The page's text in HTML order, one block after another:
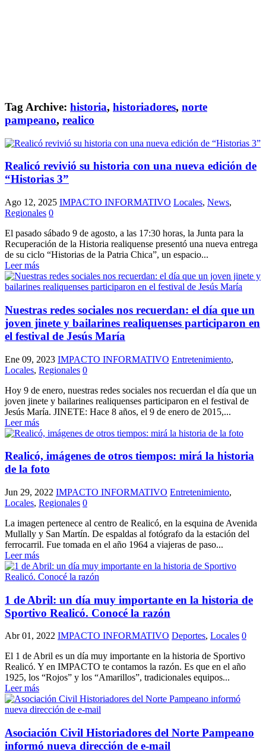
Tag Archive: historia, historiadores, norte
pampeano, realico
Realicó revivió su historia con una nueva edición de
“Historias 3”
Ago 12, 2025 IMPACTO INFORMATIVO Locales, News,
Regionales 0
El pasado sábado 9 de agosto, a las 17:30 horas, la Junta para la
Recuperación de la Historia realiquense presentó una nueva entrega
de su ciclo “Historias de la Patria Chica”, un espacio...
Leer más
Nuestras redes sociales nos recuerdan: el día que un
joven jinete y bailarines realiquenses participaron en
el festival de Jesús María
Ene 09, 2023 IMPACTO INFORMATIVO Entretenimiento,
Locales, Regionales 0
Hoy 9 de enero, nuestras redes sociales nos recuerdan el día que un
joven jinete y bailarines realiquenses participaron en el festival de
Jesús María. JINETE: Hace 8 años, el 9 de enero de 2015,...
Leer más
Realicó, imágenes de otros tiempos: mirá la historia
de la foto
Jun 29, 2022 IMPACTO INFORMATIVO Entretenimiento,
Locales, Regionales 0
La imagen pertenece al centro de Realicó, en la esquina de Avenida
Mullally y San Martín. De espaldas al fotógrafo da la estación del
ferrocarril. Fue tomada en el año 1964 a viajeras de paso...
Leer más
1 de Abril: un día muy importante en la historia de
Sportivo Realicó. Conocé la razón
Abr 01, 2022 IMPACTO INFORMATIVO Deportes, Locales 0
El 1 de Abril es un día muy importante en la historia de Sportivo
Realicó. Y en IMPACTO te contamos la razón. Es que en el año
1925, los “Rojos” y los “Amarillos”, tradicionales equipos...
Leer más
Asociación Civil Historiadores del Norte Pampeano
informó nueva dirección de e-mail